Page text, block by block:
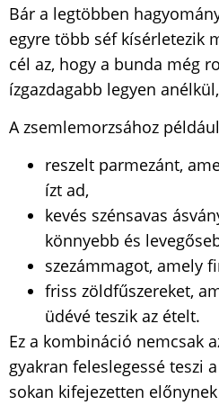
Bár a legtöbben
egyre több séf kísérletezik
cél az, hogy a bunda még
ízgazdagabb legyen
A zsemlemorzsához
reszelt parmezánt,
ízt ad,
kevés szénsavas
könnyebb és
szezámmagot, amely
friss zöldfűszereket,
üdévé teszik az ételt.
Ez a kombináció nemcsak
gyakran feleslegessé teszi
sokan kifejezetten